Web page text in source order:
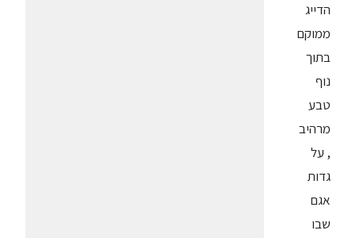
הדייג
ממוקם
בתוך
נוף
טבע
מרהיב
, על
גדות
אגם
שבו